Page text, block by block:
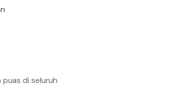
puas di seluruh